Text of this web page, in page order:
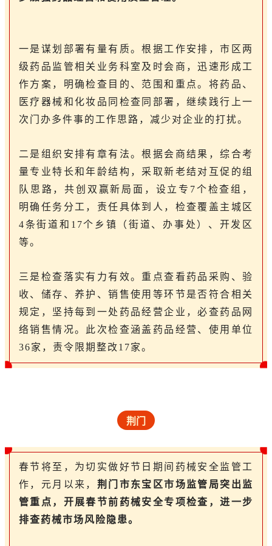
一是谋划部署有量有质。根据工作安排，市区两
级药品监管相关业务科室及时会商，迅速形成工
作方案，明确检查目的、范围和重点。将药品、
医疗器械和化妆品同检查同部署，继续践行上一
次门办多件事的工作思路，减少对企业的打扰。
二是组织安排有章有法。根据会商结果，综合考
量专业特长和年龄结构，采取新老结对互促的组
队思路，共创双赢新局面，设立专7个检查组，
明确任务分工，责任具体到人，检查覆盖主城区
4条街道和17个乡镇（街道、办事处）、开发区
等。
三是检查落实有力有效。重点查看药品采购、验
收、储存、养护、销售使用等环节是否符合相关
规定，坚持每到一处药品经营企业，必查药品网
络销售情况。此次检查涵盖药品经营、使用单位
36家，责令限期整改17家。
荆门
春节将至，为切实做好节日期间药械安全监管工
作，元月以来， 荆门市东宝区市场监管局突出监
管重点，开展春节前药械安全专项检查，进一步
排查药械市场风险隐患。